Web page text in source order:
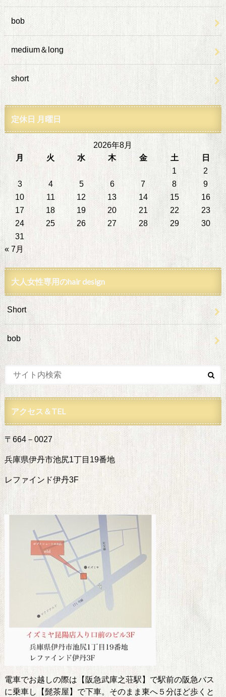
bob
medium＆long
short
定休日 月曜日
2026年8月
月
火 水 木 金 土
日
1
2
3
4 5 6 7 8
9
10
11 12 13 14 15
16
17
18 19 20 21 22
23
24
25 26 27 28 29
30
31
« 7月
大人女性専用のhair design
Short
bob
アクセス＆TEL
〒664－0027
兵庫県伊丹市池尻1丁目19番地
レファインド伊丹3F
電車でお越しの際は【阪急武庫之荘駅】で駅前の阪急バス
に乗車し【髭茶屋】で下車。そのまま東へ５分ほど歩くと